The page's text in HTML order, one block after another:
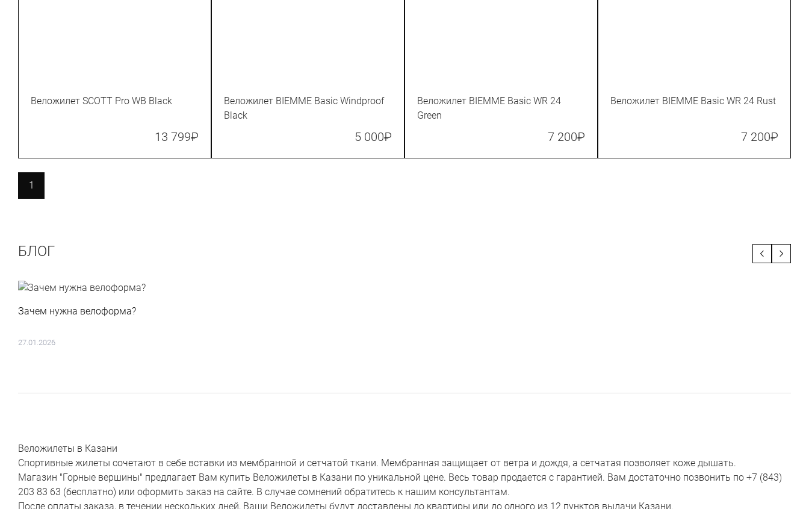
Веложилет SCOTT Pro WB Black
13 799₽
Веложилет BIEMME Basic Windproof
Black
5 000₽
Веложилет BIEMME Basic WR 24
Green
7 200₽
Веложилет BIEMME Basic WR 24 Rust
7 200₽
1
БЛОГ
Зачем нужна велоформа?
27.01.2026
Веложилеты в Казани
Спортивные жилеты сочетают в себе вставки из мембранной и сетчатой ткани. Мембранная защищает от ветра и дождя, а сетчатая позволяет коже дышать.
Магазин "Горные вершины" предлагает Вам купить Веложилеты в Казани по уникальной цене. Весь товар продается с гарантией. Вам достаточно позвонить по +7 (843)
203 83 63 (бесплатно) или оформить заказ на сайте. В случае сомнений обратитесь к нашим консультантам.
После оплаты заказа, в течении нескольких дней, Ваши Веложилеты будут доставлены до квартиры или до одного из 12 пунктов выдачи Казани.